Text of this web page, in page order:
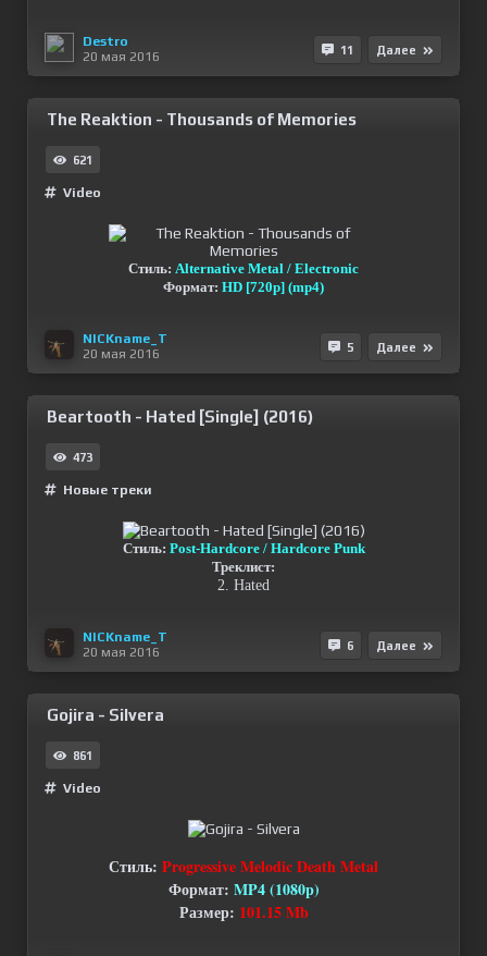
Destro
20 мая 2016
11 Далее
The Reaktion - Thousands of Memories
621
Video
Стиль: Alternative Metal / Electronic
Формат: HD [720p] (mp4)
NICKname_T
20 мая 2016
5 Далее
Beartooth - Hated [Single] (2016)
473
Новые треки
Стиль: Post-Hardcore / Hardcore Punk
Треклист:
2. Hated
NICKname_T
20 мая 2016
6 Далее
Gojira - Silvera
861
Video
Стиль: Progressive Melodic Death Metal
Формат: MP4 (1080p)
Размер: 101.15 Mb